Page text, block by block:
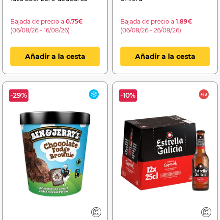
Bajada de precio a 0.75€
(06/08/26 - 16/08/26)
Añadir a la cesta
Bajada de precio a 1.89€
(06/08/26 - 26/08/26)
Añadir a la cesta
-29% -10%